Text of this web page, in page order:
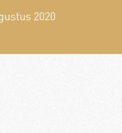
2020